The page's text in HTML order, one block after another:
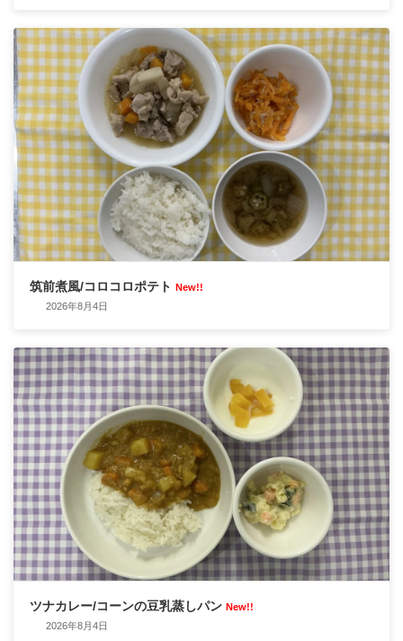
筑前煮風/コロコロポテト New!!
2026年8月4日
ツナカレー/コーンの豆乳蒸しパン New!!
2026年8月4日